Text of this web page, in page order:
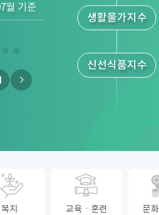
월 기준
소매 판매
설비 투자
복지 교육ㆍ훈련 문